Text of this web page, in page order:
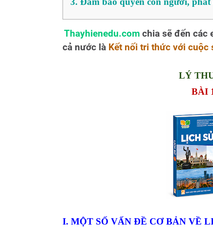
Thayhienedu.comchia sẽ đến các
cả nước là Kết nối tri thức với cuộc
LÝ
BÀI
I. MỘT SỐ VẤN ĐỀ CƠ BẢN VỀ